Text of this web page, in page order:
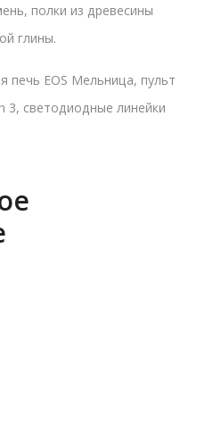
полки из древесины
глины.
печь EOS Мельница, пульт
3, светодиодные линейки